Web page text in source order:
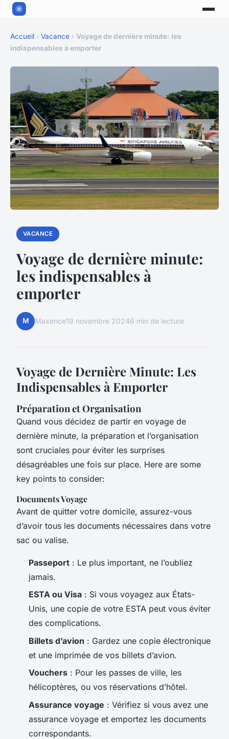
Accueil › Vacance › Voyage de dernière minute: les
indispensables à emporter
VACANCE
Voyage de dernière minute:
les indispensables à
emporter
M Maxence19 novembre 20246 min de lecture
Voyage de Dernière Minute: Les
Indispensables à Emporter
Préparation et Organisation
Quand vous décidez de partir en voyage de
dernière minute, la préparation et l’organisation
sont cruciales pour éviter les surprises
désagréables une fois sur place. Here are some
key points to consider:
Documents Voyage
Avant de quitter votre domicile, assurez-vous
d’avoir tous les documents nécessaires dans votre
sac ou valise.
Passeport : Le plus important, ne l’oubliez
jamais.
ESTA ou Visa : Si vous voyagez aux États-
Unis, une copie de votre ESTA peut vous éviter
des complications.
Billets d’avion : Gardez une copie électronique
et une imprimée de vos billets d’avion.
Vouchers : Pour les passes de ville, les
hélicoptères, ou vos réservations d’hôtel.
Assurance voyage : Vérifiez si vous avez une
assurance voyage et emportez les documents
correspondants.